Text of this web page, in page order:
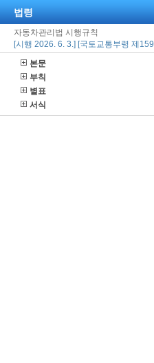
법령
자동차관리법 시행규칙
[시행 2026. 6. 3.] [국토교통부령 제
본문
부칙
별표
서식